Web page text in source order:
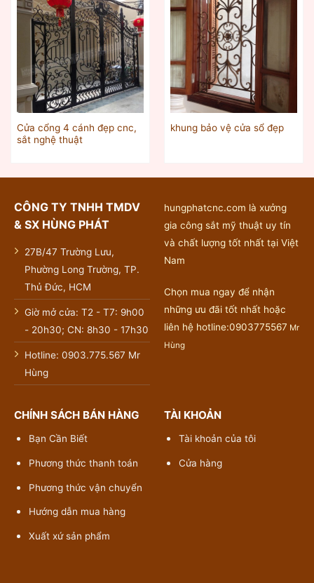
Cửa cổng 4 cánh đẹp cnc,
sắt nghệ thuật
khung bảo vệ cửa sổ đẹp
CÔNG TY TNHH TMDV
& SX HÙNG PHÁT
27B/47 Trường Lưu,
Phường Long Trường, TP.
Thủ Đức, HCM
Giờ mở cửa: T2 - T7: 9h00
- 20h30; CN: 8h30 - 17h30
Hotline: 0903.775.567 Mr
Hùng
hungphatcnc.com là xưởng
gia công sắt mỹ thuật uy tín
và chất lượng tốt nhất tại Việt
Nam
Chọn mua ngay để nhận
những ưu đãi tốt nhất hoặc
liên hệ hotline:0903775567 Mr
Hùng
CHÍNH SÁCH BÁN HÀNG
Bạn Cần Biết
Phương thức thanh toán
Phương thức vận chuyển
Hướng dẫn mua hàng
Xuất xứ sản phẩm
TÀI KHOẢN
Tài khoản của tôi
Cửa hàng